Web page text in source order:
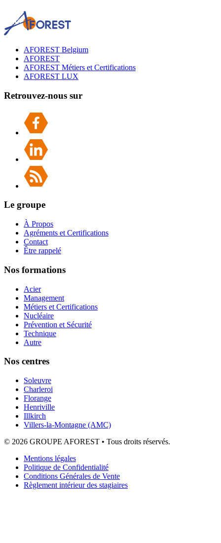
AFOREST Belgium
AFOREST
AFOREST Métiers et Certifications
AFOREST LUX
Retrouvez-nous sur
Le groupe
À Propos
Agréments et Certifications
Contact
Être rappelé
Nos formations
Acier
Management
Métiers et Certifications
Nucléaire
Prévention et Sécurité
Technique
Autre
Nos centres
Soleuvre
Charleroi
Florange
Henriville
Illkirch
Villers-la-Montagne (AMC)
© 2026 GROUPE AFOREST • Tous droits réservés.
Mentions légales
Politique de Confidentialité
Conditions Générales de Vente
Règlement intérieur des stagiaires